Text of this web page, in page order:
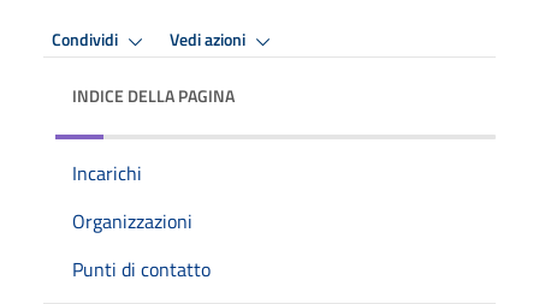
Condividi Vedi azioni
INDICE DELLA PAGINA
Incarichi
Organizzazioni
Punti di contatto